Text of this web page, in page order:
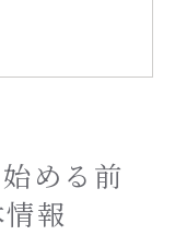
の選択肢
すめフットケ
める前
報